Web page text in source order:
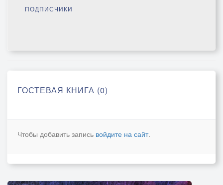
ПОДПИСЧИКИ
ГОСТЕВАЯ КНИГА (0)
Чтобы добавить запись войдите на сайт.